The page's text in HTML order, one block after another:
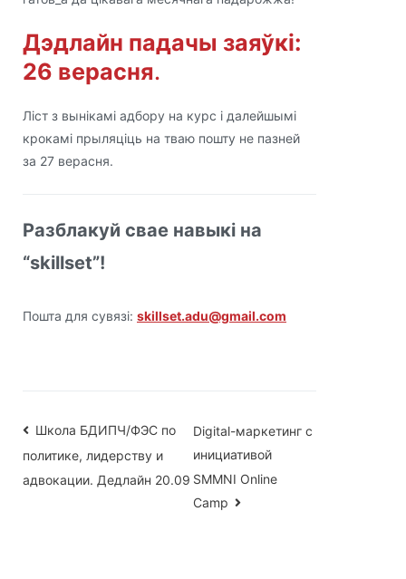
Дэдлайн падачы заяўкі:
26 верасня.
Ліст з вынікамі адбору на курс і далейшымі
крокамі прыляціць на тваю пошту не пазней
за 27 верасня.
Разблакуй свае навыкі на
“skillset”!
Пошта для сувязі: skillset.adu@gmail.com
Навігацыя
па
Школа БДИПЧ/ФЭС по
политике, лидерству и
адвокации. Дедлайн 20.09
Digital-маркетинг c
инициативой
SMMNI Online
Camp